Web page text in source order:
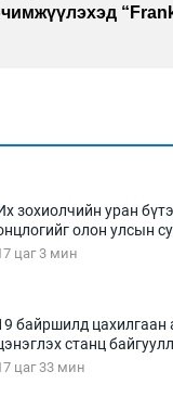
хамтарна
зохиолчийн уран
олон улсын
цаг 3 мин
байршилд
станц
цаг 33 мин